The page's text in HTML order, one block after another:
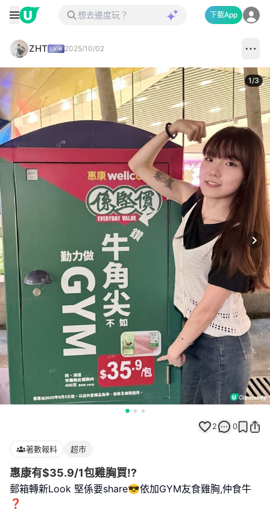
下載App
ZHT 2025/10/02
1/3
2 0
著數報料 超市
惠康有$35.9/1包雞胸買⁉️
郵箱轉新Look 堅係要share😎依加GYM友食雞胸,仲食牛
❓